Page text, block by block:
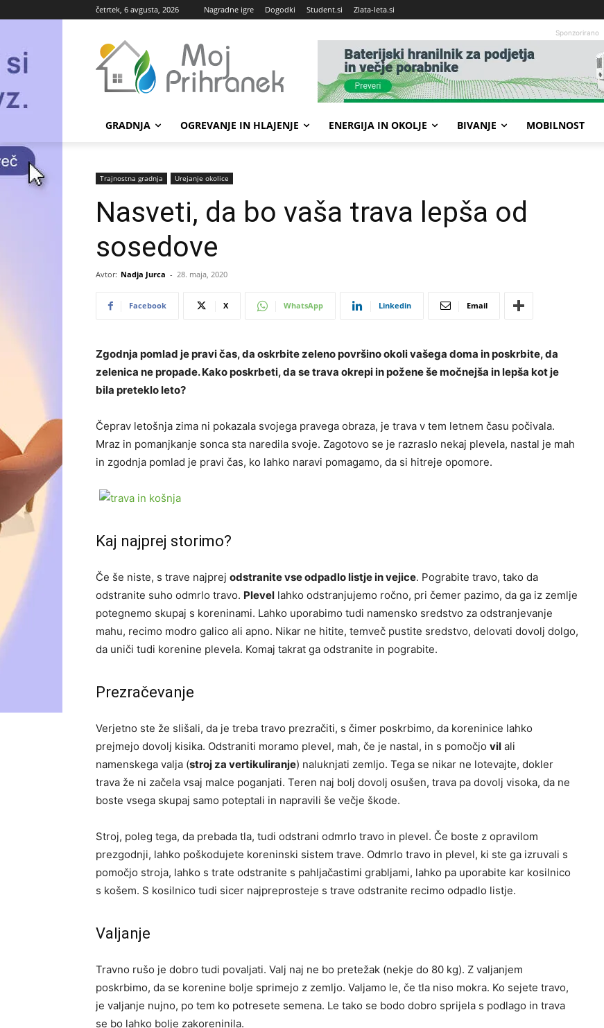
četrtek, 6 avgusta, 2026 Nagradne igre Dogodki Student.si Zlata-leta.si
Sponzorirano
GRADNJA OGREVANJE IN HLAJENJE ENERGIJA IN OKOLJE BIVANJE MOBILNOST
Trajnostna gradnja Urejanje okolice
Nasveti, da bo vaša trava lepša od
sosedove
Avtor: Nadja Jurca - 28. maja, 2020
Facebook X WhatsApp Linkedin Email
Zgodnja pomlad je pravi čas, da oskrbite zeleno površino okoli vašega doma in poskrbite, da
zelenica ne propade. Kako poskrbeti, da se trava okrepi in požene še močnejša in lepša kot je
bila preteklo leto?
Čeprav letošnja zima ni pokazala svojega pravega obraza, je trava v tem letnem času počivala.
Mraz in pomanjkanje sonca sta naredila svoje. Zagotovo se je razraslo nekaj plevela, nastal je mah
in zgodnja pomlad je pravi čas, ko lahko naravi pomagamo, da si hitreje opomore.
Kaj najprej storimo?
Če še niste, s trave najprej odstranite vse odpadlo listje in vejice. Pograbite travo, tako da
odstranite suho odmrlo travo. Plevel lahko odstranjujemo ročno, pri čemer pazimo, da ga iz zemlje
potegnemo skupaj s koreninami. Lahko uporabimo tudi namensko sredstvo za odstranjevanje
mahu, recimo modro galico ali apno. Nikar ne hitite, temveč pustite sredstvo, delovati dovolj dolgo,
da uniči tudi korenine plevela. Komaj takrat ga odstranite in pograbite.
Prezračevanje
Verjetno ste že slišali, da je treba travo prezračiti, s čimer poskrbimo, da koreninice lahko
prejmejo dovolj kisika. Odstraniti moramo plevel, mah, če je nastal, in s pomočjo vil ali
namenskega valja (stroj za vertikuliranje) naluknjati zemljo. Tega se nikar ne lotevajte, dokler
trava že ni začela vsaj malce poganjati. Teren naj bolj dovolj osušen, trava pa dovolj visoka, da ne
boste vsega skupaj samo poteptali in napravili še večje škode.
Stroj, poleg tega, da prebada tla, tudi odstrani odmrlo travo in plevel. Če boste z opravilom
prezgodnji, lahko poškodujete koreninski sistem trave. Odmrlo travo in plevel, ki ste ga izruvali s
pomočjo stroja, lahko s trate odstranite s pahljačastimi grabljami, lahko pa uporabite kar kosilnico
s košem. S kosilnico tudi sicer najpreprosteje s trave odstranite recimo odpadlo listje.
Valjanje
Travno rušo je dobro tudi povaljati. Valj naj ne bo pretežak (nekje do 80 kg). Z valjanjem
poskrbimo, da se korenine bolje sprimejo z zemljo. Valjamo le, če tla niso mokra. Ko sejete travo,
je valjanje nujno, po tem ko potresete semena. Le tako se bodo dobro sprijela s podlago in trava
se bo lahko bolje zakoreninila.